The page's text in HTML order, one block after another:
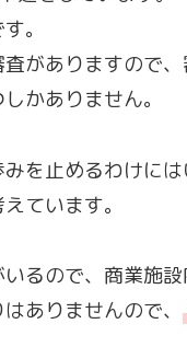
。
がありますので、
しかありません。
を止めるわけに
ています。
るので、商業施
ありませんので、